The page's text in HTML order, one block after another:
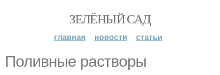
ЗЕЛЁНЫЙ САД
главная новости статьи
Поливные растворы